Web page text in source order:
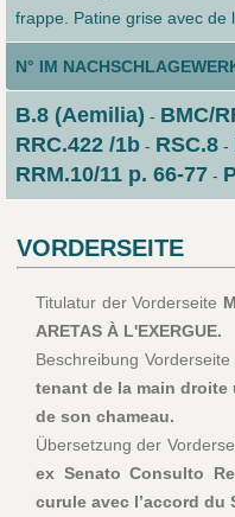
frappe. Patine grise avec de
N° IM
B.8 (Aemilia) - BMC/
RRC.422 /1b- RSC.8-
RRM.10/11 p. 66-77-
VORDERSEITE
Titulatur der Vorderseite
ARETAS À L'EXERGUE.
Beschreibung Vorderseite
tenant de la main droite
de son chameau.
Übersetzung der
ex Senato Consulto
curule avec l’accord du